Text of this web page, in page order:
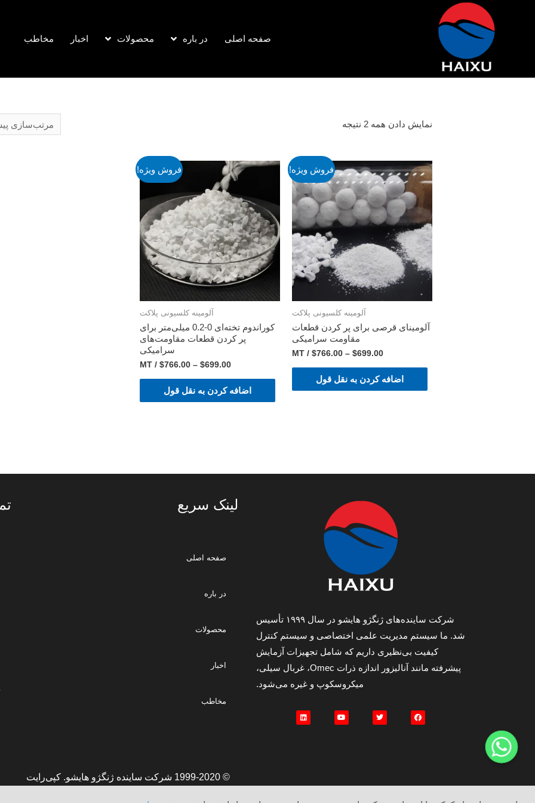
صفحه اصلی در باره محصولات اخبار مخاطب
نمایش دادن همه 2 نتیجه
فروش ویژه!
آلومینه کلسیونی پلاکت
آلومینای قرصی برای پر کردن قطعات
مقاومت سرامیکی
$699.00
–
$766.00
/ MT
اضافه کردن به نقل قول
فروش ویژه!
آلومینه کلسیونی پلاکت
کوراندوم تخته‌ای 0-0.2 میلی‌متر برای
پر کردن قطعات مقاومت‌های
سرامیکی
$699.00
–
$766.00
/ MT
اضافه کردن به نقل قول
شرکت ساینده‌های ژنگژو هایشو در سال ۱۹۹۹ تأسیس
شد. ما سیستم مدیریت علمی اختصاصی و سیستم کنترل
کیفیت بی‌نظیری داریم که شامل تجهیزات آزمایش
پیشرفته مانند آنالیزور اندازه ذرات Omec، غربال سیلی،
میکروسکوپ و غیره می‌شود.
لینک سریع
صفحه اصلی
در باره
محصولات
اخبار
مخاطب
© 1999-2020 شرکت ساینده ژنگژو هایشو. کپی‌رایت